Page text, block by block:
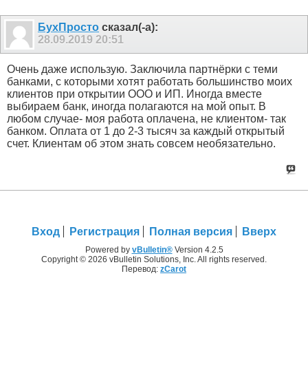
БухПросто сказал(-а):
28.09.2019 20:51
Очень даже использую. Заключила партнёрки с теми
банками, с которыми хотят работать большинство моих
клиентов при открытии ООО и ИП. Иногда вместе
выбираем банк, иногда полагаются на мой опыт. В
любом случае- моя работа оплачена, не клиентом- так
банком. Оплата от 1 до 2-3 тысяч за каждый открытый
счет. Клиентам об этом знать совсем необязательно.
Вход Регистрация Полная версия Вверх
Powered by vBulletin®Version 4.2.5
Copyright © 2026 vBulletin Solutions, Inc. All rights reserved.
Перевод: zCarot